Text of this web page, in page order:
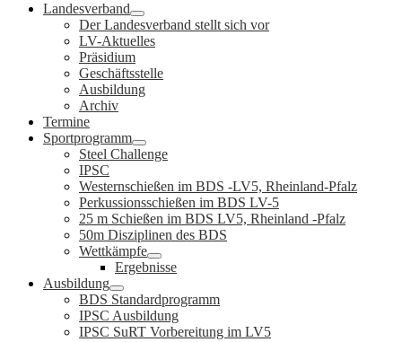
Landesverband
Der Landesverband stellt sich vor
LV-Aktuelles
Präsidium
Geschäftsstelle
Ausbildung
Archiv
Termine
Sportprogramm
Steel Challenge
IPSC
Westernschießen im BDS -LV5, Rheinland-Pfalz
Perkussionsschießen im BDS LV-5
25 m Schießen im BDS LV5, Rheinland -Pfalz
50m Disziplinen des BDS
Wettkämpfe
Ergebnisse
Ausbildung
BDS Standardprogramm
IPSC Ausbildung
IPSC SuRT Vorbereitung im LV5